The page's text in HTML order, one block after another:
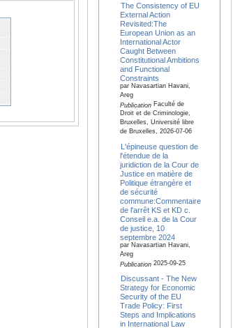
The Consistency of EU
External Action
Revisited:The
European Union as an
International Actor
Caught Between
Constitutional Ambitions
and Functional
Constraints
par Navasartian Havani,
Areg
PublicationFaculté de
Droit et de Criminologie,
Bruxelles, Université libre
de Bruxelles, 2026-07-06
L'épineuse question de
l'étendue de la
juridiction de la Cour de
Justice en matière de
Politique étrangère et
de sécurité
commune:Commentaire
de l'arrêt KS et KD c.
Conseil e.a. de la Cour
de justice, 10
septembre 2024
par Navasartian Havani,
Areg
Publication2025-09-25
Discussant - The New
Strategy for Economic
Security of the EU
Trade Policy: First
Steps and Implications
in International Law